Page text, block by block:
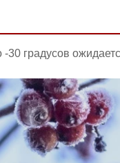
-30 градусов